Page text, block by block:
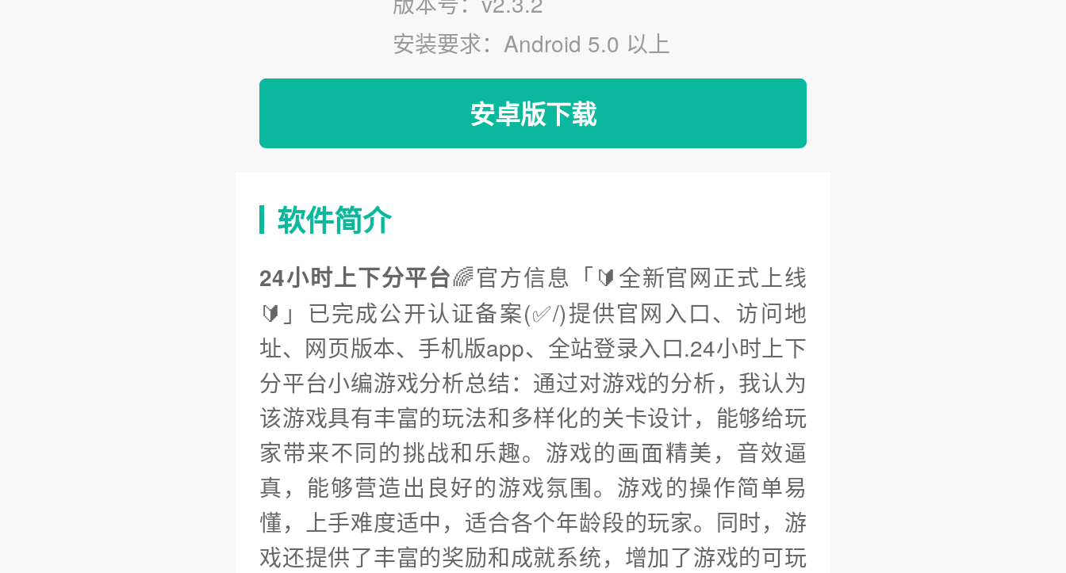
安装要求：Android 5.0 以上
安卓版下载
软件简介
24小时上下分平台🌈官方信息「🔰全新官网正式上线
🔰」已完成公开认证备案(✅/)提供官网入口、访问地
址、网页版本、手机版app、全站登录入口.24小时上下
分平台小编游戏分析总结：通过对游戏的分析，我认为
该游戏具有丰富的玩法和多样化的关卡设计，能够给玩
家带来不同的挑战和乐趣。游戏的画面精美，音效逼
真，能够营造出良好的游戏氛围。游戏的操作简单易
懂，上手难度适中，适合各个年龄段的玩家。同时，游
戏还提供了丰富的奖励和成就系统，增加了游戏的可玩